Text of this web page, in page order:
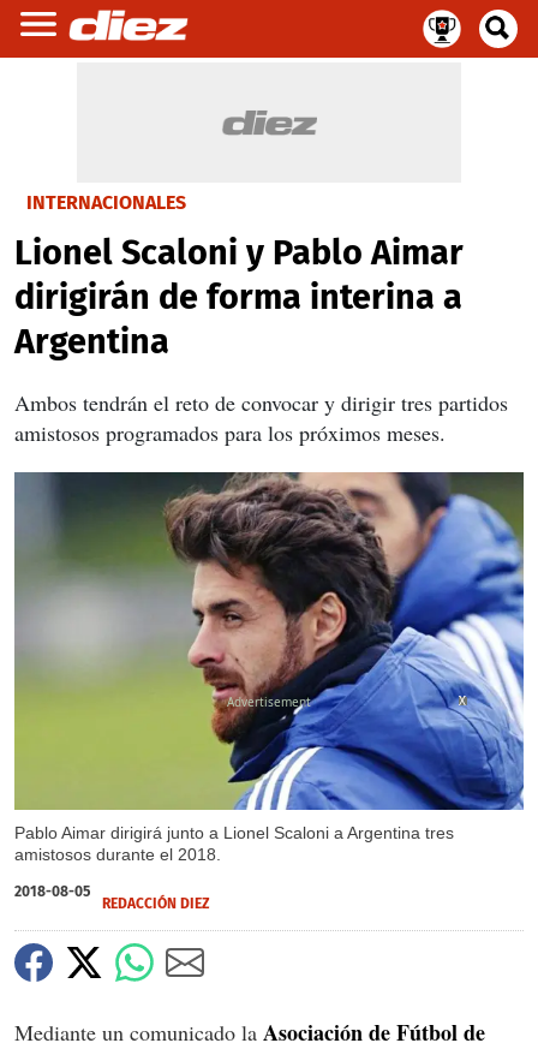
INTERNACIONALES
Lionel Scaloni y Pablo Aimar
dirigirán de forma interina a
Argentina
Ambos tendrán el reto de convocar y dirigir tres partidos
amistosos programados para los próximos meses.
Pablo Aimar dirigirá junto a Lionel Scaloni a Argentina tres
amistosos durante el 2018.
X
X
2018-08-05
REDACCIÓN DIEZ
Mediante un comunicado la Asociación de Fútbol de